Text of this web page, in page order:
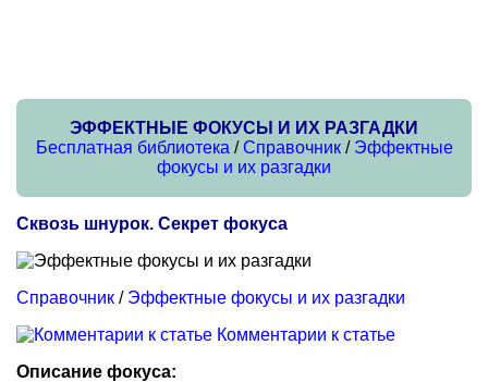
ЭФФЕКТНЫЕ ФОКУСЫ И ИХ РАЗГАДКИ
Бесплатная библиотека /Справочник/ Эффектные
фокусы и их разгадки
Сквозь шнурок. Секрет фокуса
Справочник / Эффектные фокусы и их разгадки
Комментарии к статье
Описание фокуса: